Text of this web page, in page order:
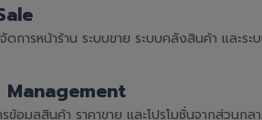
ดการหน้าร้าน ระบบขาย ระบบคลังสินค้า และร
Management
ข้อมูลสินค้า ราคาขาย และโปรโมชั่นจากส่วนกล